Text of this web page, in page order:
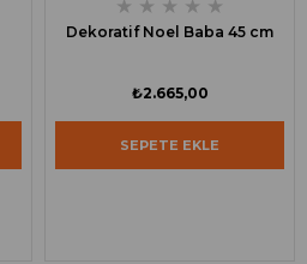
★ ★ ★ ★ ★
Dekoratif Noel Baba 45 cm
₺2.665,00
SEPETE EKLE